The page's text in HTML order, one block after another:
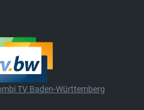
TV Baden-Württemberg